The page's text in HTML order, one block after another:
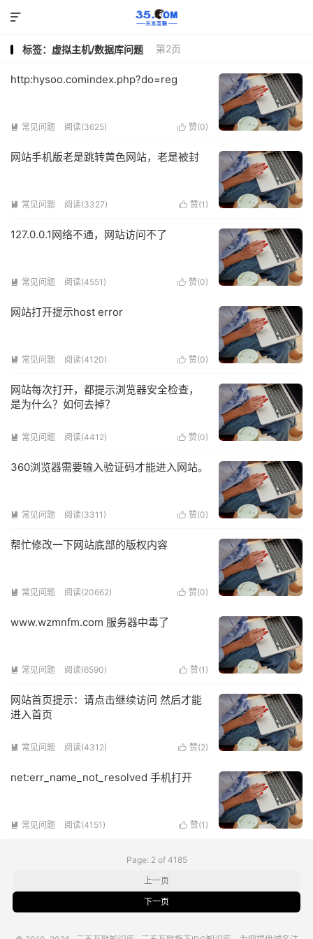

标签：虚拟主机/数据库问题 第2页
http:hysoo.comindex.php?do=reg
 常见问题 阅读(3625)  赞(0)
网站手机版老是跳转黄色网站，老是被封
 常见问题 阅读(3327)  赞(1 )
127.0.0.1网络不通，网站访问不了
 常见问题 阅读(4551)  赞(0)
网站打开提示host error
 常见问题 阅读(4120)  赞(0)
网站每次打开，都提示浏览器安全检查，
是为什么？如何去掉？
 常见问题 阅读(4412)  赞(0)
360浏览器需要输入验证码才能进入网站。
 常见问题 阅读(3311)  赞(0)
帮忙修改一下网站底部的版权内容
 常见问题 阅读(20662)  赞(0)
www.wzmnfm.com 服务器中毒了
 常见问题 阅读(6590)  赞(1 )
网站首页提示：请点击继续访问 然后才能
进入首页
 常见问题 阅读(4312)  赞(2)
net:err_name_not_resolved 手机打开
 常见问题 阅读(4151)  赞(1 )
Page: 2 of 4185
上一页
下一页